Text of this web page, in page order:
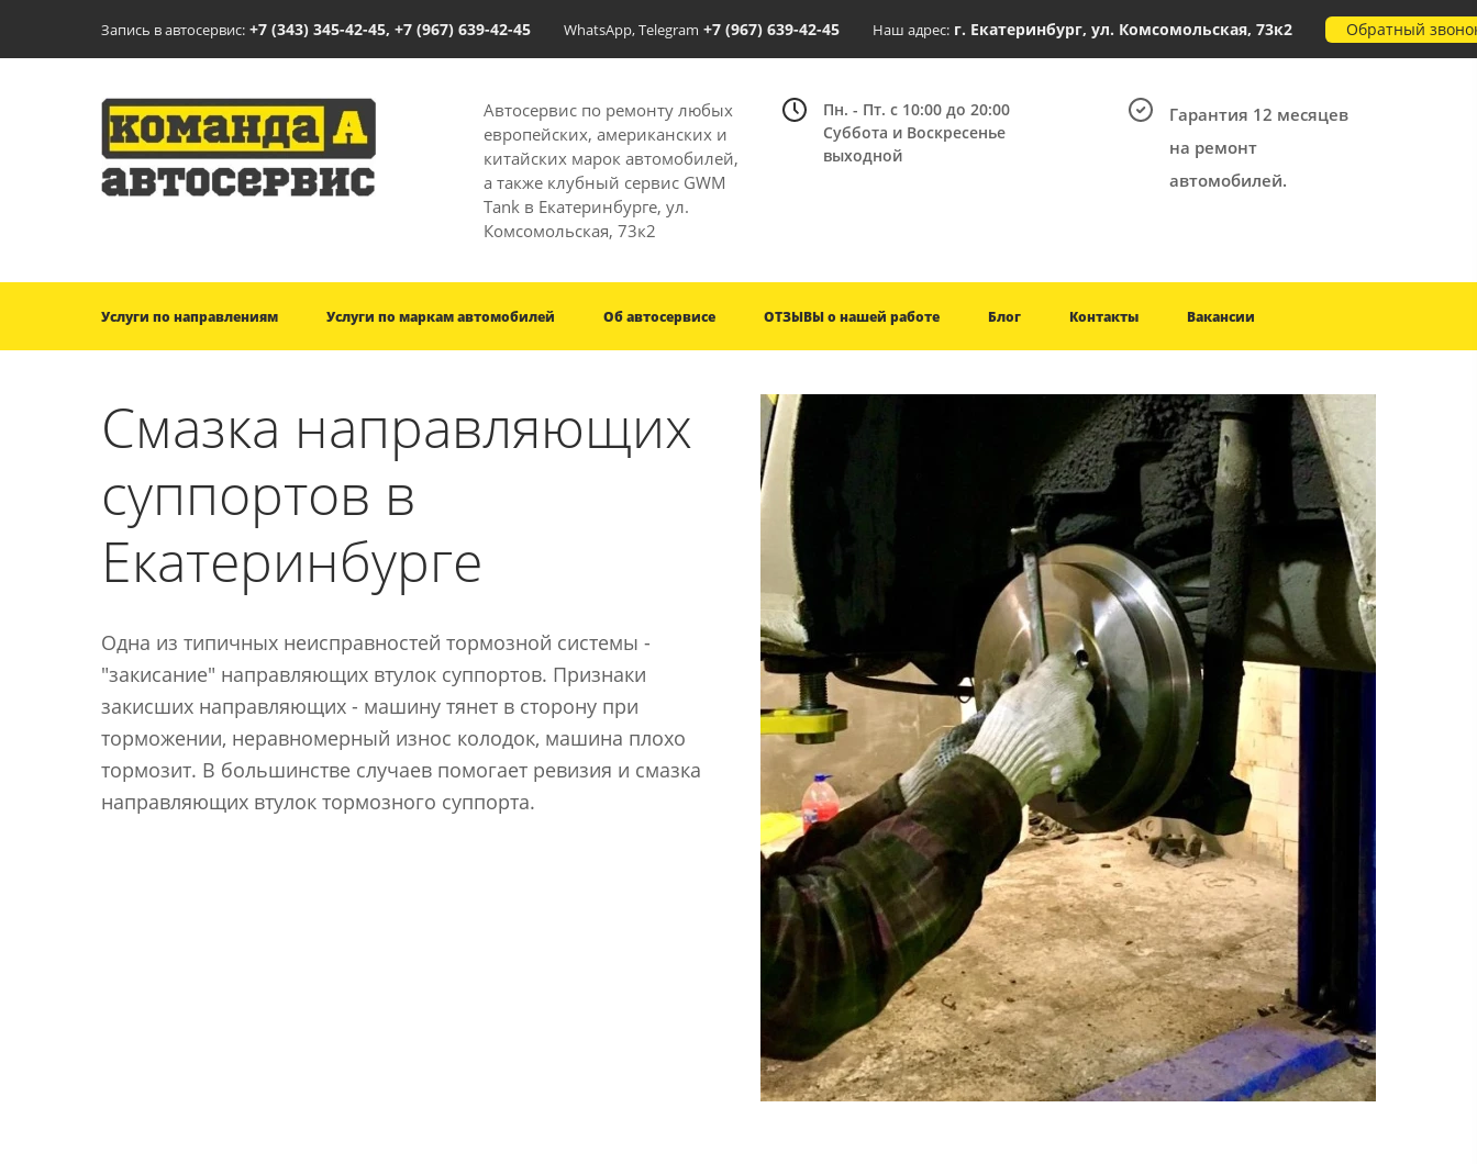
Запись в автосервис: +7 (343) 345-42-45, +7 (967) 639-42-45 WhatsApp, Telegram +7 (967) 639-42-45 Наш адрес: г. Екатеринбург, ул. Комсомольская, 73к2 Обратный
Автосервис по ремонту любых
европейских, американских и
китайских марок автомобилей,
а также клубный сервис GWM
Tank в Екатеринбурге, ул.
Комсомольская, 73к2
Пн. - Пт. с 10:00 до 20:00
Суббота и Воскресенье
выходной
Гарантия 12 месяцев
на ремонт
автомобилей.
Услуги по направлениям Услуги по маркам автомобилей Об автосервисе ОТЗЫВЫ о нашей работе Блог Контакты Вакансии
Смазка направляющих
суппортов в
Екатеринбурге
Одна из типичных неисправностей тормозной системы -
"закисание" направляющих втулок суппортов. Признаки
закисших направляющих - машину тянет в сторону при
торможении, неравномерный износ колодок, машина плохо
тормозит. В большинстве случаев помогает ревизия и смазка
направляющих втулок тормозного суппорта.